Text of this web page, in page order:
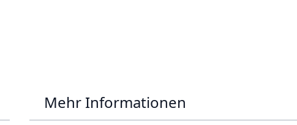
Mehr Informationen